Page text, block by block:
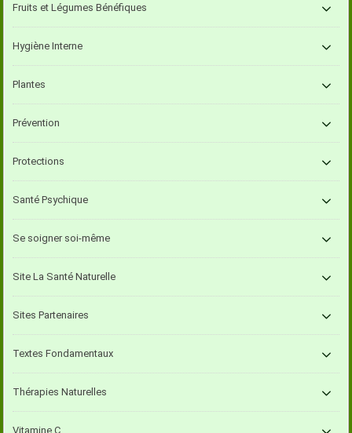
Fruits et Légumes Bénéfiques
Hygiène Interne
Plantes
Prévention
Protections
Santé Psychique
Se soigner soi-même
Site La Santé Naturelle
Sites Partenaires
Textes Fondamentaux
Thérapies Naturelles
Vitamine C